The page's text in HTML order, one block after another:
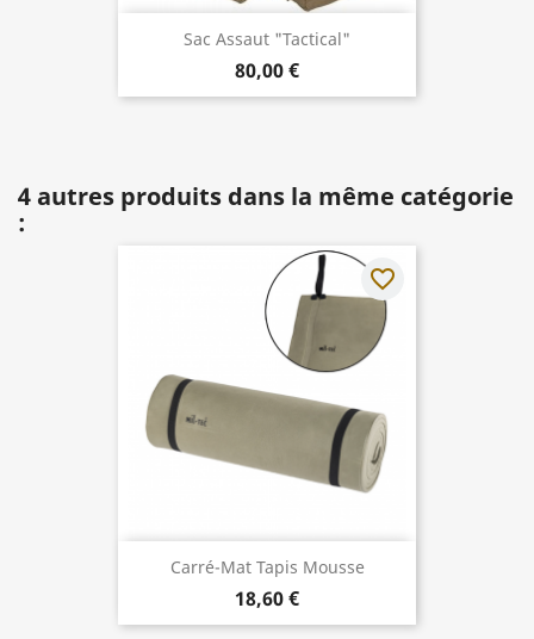
Sac Assaut "Tactical"
80,00 €
4 autres produits dans la même catégorie
:
Carré-Mat Tapis Mousse
18,60 €
favorite_border